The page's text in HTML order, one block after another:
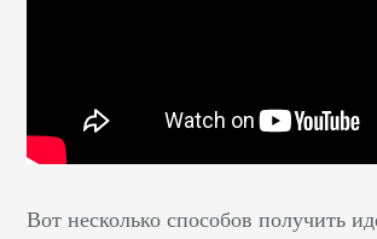
Вот несколько способов получить